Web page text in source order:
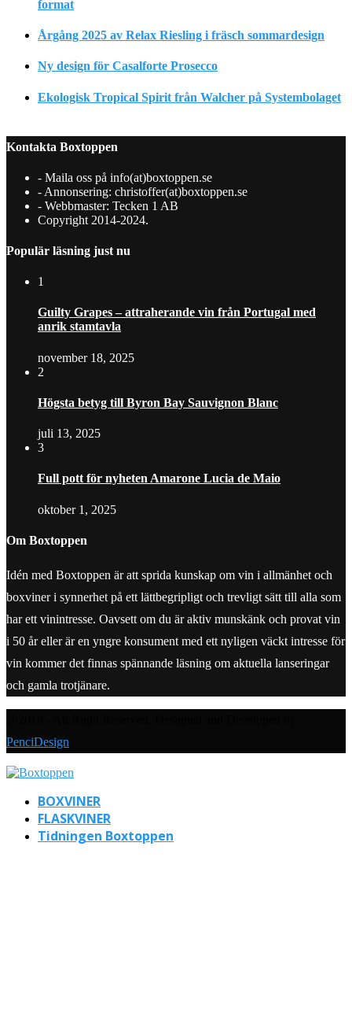
format
Årgång 2025 av Relax Riesling i fräsch sommardesign
Ny design för Casalforte Prosecco
Ekologisk Tropical Spirit från Walcher på Systembolaget
Kontakta Boxtoppen
- Maila oss på info(at)boxtoppen.se
- Annonsering: christoffer(at)boxtoppen.se
- Webbmaster: Tecken 1 AB
Copyright 2014-2024.
Populär läsning just nu
1
Guilty Grapes – attraherande vin från Portugal med
anrik stamtavla
november 18, 2025
2
Högsta betyg till Byron Bay Sauvignon Blanc
juli 13, 2025
3
Full pott för nyheten Amarone Lucia de Maio
oktober 1, 2025
Om Boxtoppen
Idén med Boxtoppen är att sprida kunskap om vin i allmänhet och
boxviner i synnerhet på ett lättbegripligt och trevligt sätt till alla som
har ett vinintresse. Oavsett om du är aktiv munskänk och provat vin
i 50 år eller är en yngre konsument med ett nyligen väckt intresse för
vin kommer det finnas spännande läsning om aktuella lanseringar
och gamla trotjänare.
PenciDesign
BOXVINER
FLASKVINER
Tidningen Boxtoppen